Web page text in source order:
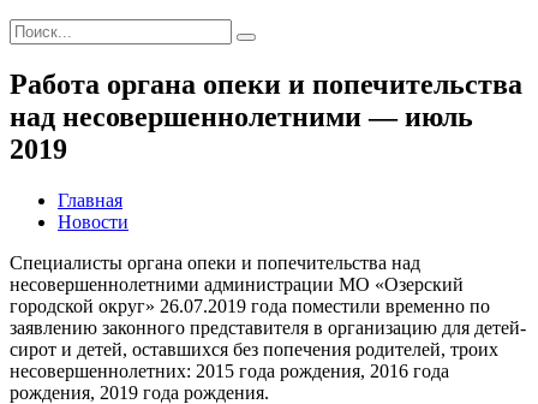
Работа органа опеки и попечительства
над несовершеннолетними — июль
2019
Главная
Новости
Специалисты органа опеки и попечительства над
несовершеннолетними администрации МО «Озерский
городской округ» 26.07.2019 года поместили временно по
заявлению законного представителя в организацию для детей-
сирот и детей, оставшихся без попечения родителей, троих
несовершеннолетних: 2015 года рождения, 2016 года
рождения, 2019 года рождения.